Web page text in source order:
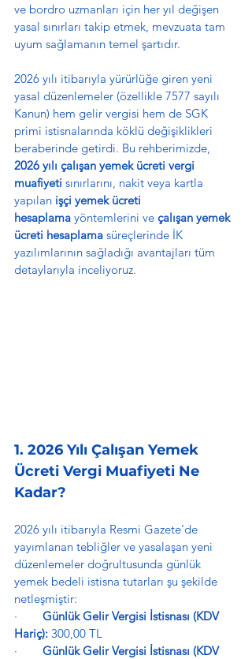
ve bordro uzmanları için her yıl değişen
yasal sınırları takip etmek, mevzuata tam
uyum sağlamanın temel şartıdır.
2026 yılı itibarıyla yürürlüğe giren yeni
yasal düzenlemeler (özellikle 7577 sayılı
Kanun) hem gelir vergisi hem de SGK
primi istisnalarında köklü değişiklikleri
beraberinde getirdi. Bu rehberimizde,
2026 yılı çalışan yemek ücreti vergi
muafiyeti sınırlarını, nakit veya kartla
yapılan işçi yemek ücreti
hesaplama yöntemlerini ve çalışan yemek
ücreti hesaplama süreçlerinde İK
yazılımlarının sağladığı avantajları tüm
detaylarıyla inceliyoruz.
1. 2026 Yılı Çalışan Yemek
Ücreti Vergi Muafiyeti Ne
Kadar?
2026 yılı itibarıyla Resmi Gazete’de
yayımlanan tebliğler ve yasalaşan yeni
düzenlemeler doğrultusunda günlük
yemek bedeli istisna tutarları şu şekilde
netleşmiştir:
· Günlük Gelir Vergisi İstisnası (KDV
Hariç): 300,00 TL
· Günlük Gelir Vergisi İstisnası (KDV